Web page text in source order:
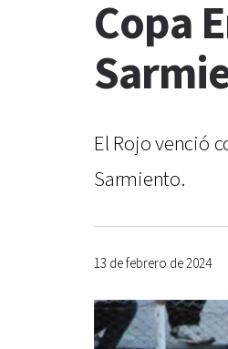
Copa
El Rojo venció
Sarmiento.
13 de febrero de 2024